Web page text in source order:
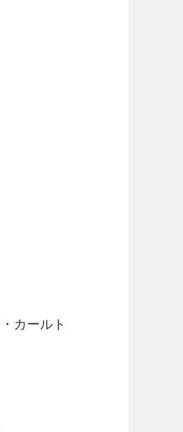
カールト